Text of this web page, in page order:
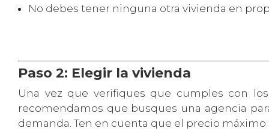
No debes tener ninguna otra vivienda en
Paso 2: Elegir la vivienda
Una vez que verifiques que cumples con
recomendamos que busques una agencia
demanda. Ten en cuenta que el precio